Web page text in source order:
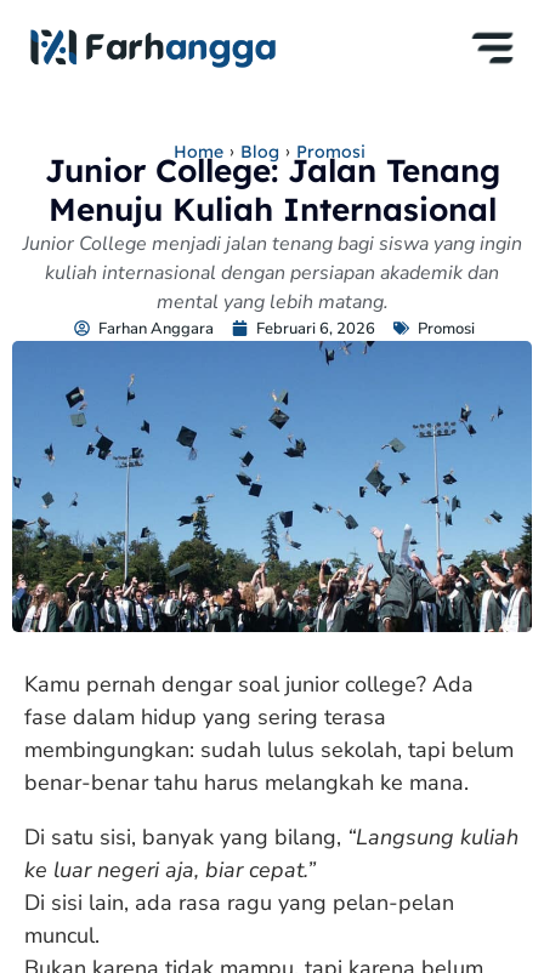
Home › Blog › Promosi
Junior College: Jalan Tenang
Menuju Kuliah Internasional
Junior College menjadi jalan tenang bagi siswa yang ingin
kuliah internasional dengan persiapan akademik dan
mental yang lebih matang.
Farhan Anggara Februari 6, 2026 Promosi
Kamu pernah dengar soal junior college? Ada
fase dalam hidup yang sering terasa
membingungkan: sudah lulus sekolah, tapi belum
benar-benar tahu harus melangkah ke mana.
Di satu sisi, banyak yang bilang, “Langsung kuliah
ke luar negeri aja, biar cepat.”
Di sisi lain, ada rasa ragu yang pelan-pelan
muncul.